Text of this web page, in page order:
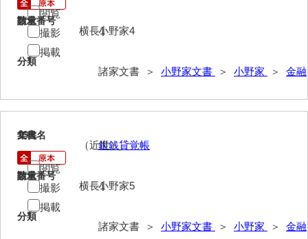
寺社
家事
絵はがき
断簡類その他
請求番号
小野家4
分類
諸家文書 ＞ 小野家文書 ＞ 小野家 ＞ 金融
数量
横長1
閲覧
撮影
掲載
13
文書名
銀銭貸覚帳
請求番号
小野家5
分類
諸家文書 ＞ 小野家文書 ＞ 小野家 ＞ 金融
年代
（近世）
数量
横長1
閲覧
撮影
掲載